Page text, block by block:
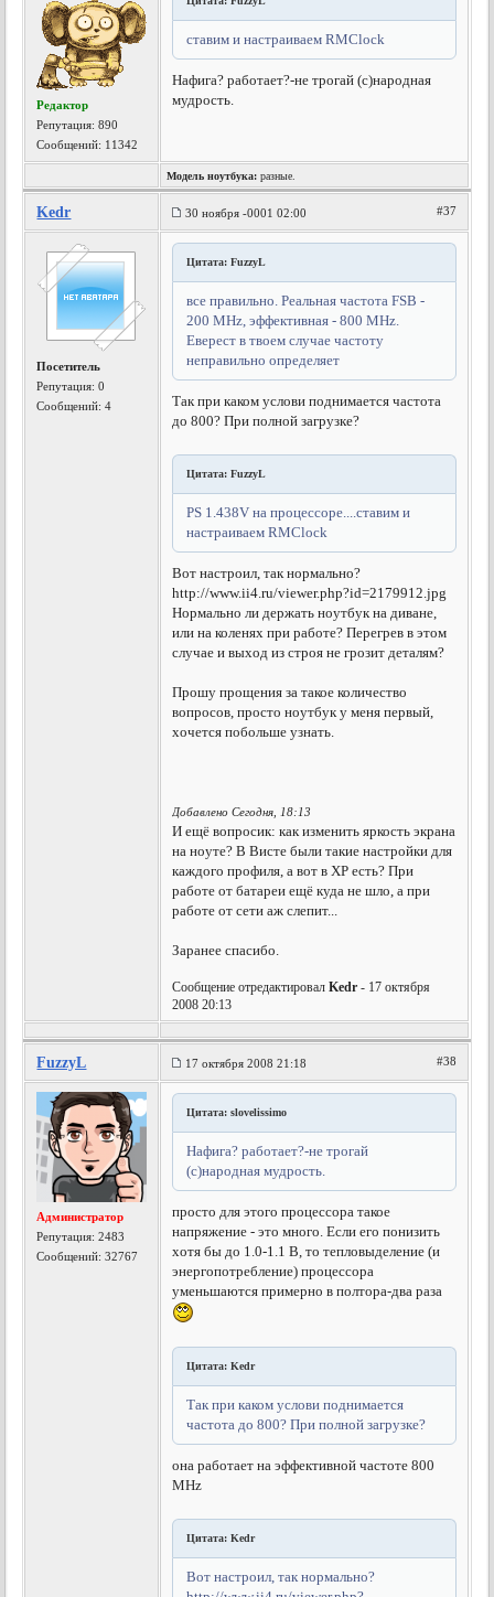
Редактор
Репутация:890
Сообщений: 11342
ставим и настраиваем RMClock
Нафига? работает?-не трогай (с)народная
мудрость.
Модель ноутбука: разные.
Kedr 30 ноября -0001 02:00 #37
Посетитель
Репутация:0
Сообщений: 4
Цитата: FuzzyL
все правильно. Реальная частота FSB -
200 MHz, эффективная - 800 MHz.
Еверест в твоем случае частоту
неправильно определяет
Так при каком услови поднимается частота
до 800? При полной загрузке?
Цитата: FuzzyL
PS 1.438V на процессоре....ставим и
настраиваем RMClock
Вот настроил, так нормально?
http://www.ii4.ru/viewer.php?id=2179912.jpg
Нормально ли держать ноутбук на диване,
или на коленях при работе? Перегрев в этом
случае и выход из строя не грозит деталям?
Прошу прощения за такое количество
вопросов, просто ноутбук у меня первый,
хочется побольше узнать.
Добавлено Сегодня, 18:13
И ещё вопросик: как изменить яркость экрана
на ноуте? В Висте были такие настройки для
каждого профиля, а вот в ХР есть? При
работе от батареи ещё куда не шло, а при
работе от сети аж слепит...
Заранее спасибо.
Сообщение отредактировалKedr - 17 октября
2008 20:13
FuzzyL 17 октября 2008 21:18 #38
Администратор
Репутация:2483
Сообщений: 32767
Цитата: slovelissimo
Нафига? работает?-не трогай
(с)народная мудрость.
просто для этого процессора такое
напряжение - это много. Если его понизить
хотя бы до 1.0-1.1 В, то тепловыделение (и
энергопотребление) процессора
уменьшаются примерно в полтора-два раза
Цитата: Kedr
Так при каком услови поднимается
частота до 800? При полной загрузке?
она работает на эффективной частоте 800
MHz
Цитата: Kedr
Вот настроил, так нормально?